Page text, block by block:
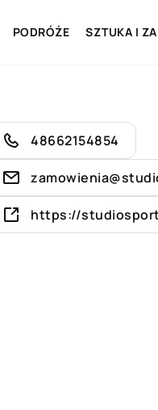
PODRÓŻE SZTUKA I
48662154854
https://